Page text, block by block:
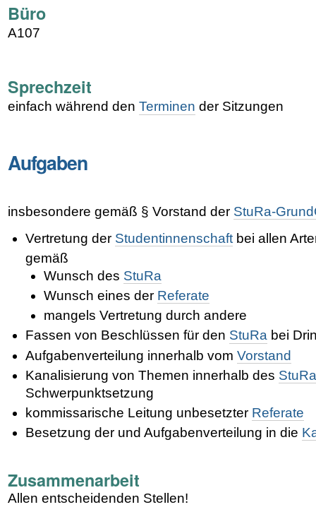
Büro
A107
Sprechzeit
einfach während den Terminen der Sitzungen
Aufgaben
insbesondere gemäß § Vorstand der StuRa-
Vertretung der Studentinnenschaft bei allen
gemäß
Wunsch des StuRa
Wunsch eines der Referate
mangels Vertretung durch andere
Fassen von Beschlüssen für den StuRa bei
Aufgabenverteilung innerhalb vomVorstand
Kanalisierung von Themen innerhalb des
Schwerpunktsetzung
kommissarische Leitung unbesetzter Referate
Besetzung der und Aufgabenverteilung in die
Zusammenarbeit
Allen entscheidenden Stellen!